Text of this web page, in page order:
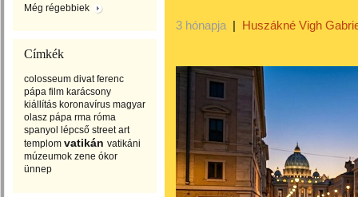
Még régebbiek
Címkék
colosseum divat ferenc
pápa film karácsony
kiállítás koronavírus magyar
olasz pápa rma róma
spanyol lépcső street art
templom vatikán vatikáni
múzeumok zene ókor
ünnep
3 hónapja | Huszákné Vigh